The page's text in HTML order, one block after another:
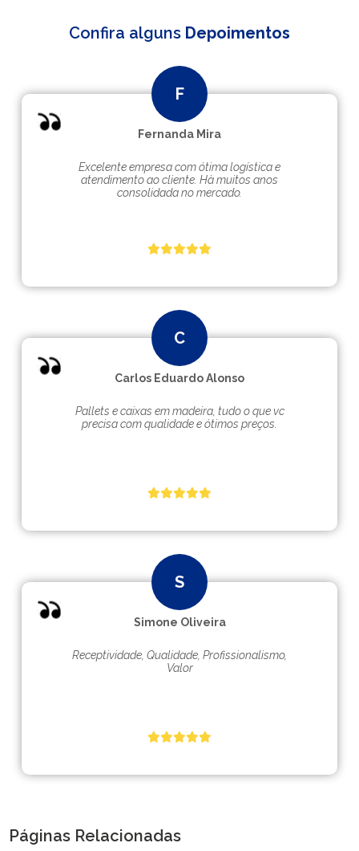
Confira alguns Depoimentos
Fernanda Mira
Excelente empresa com ótima logística e
atendimento ao cliente. Hà muitos anos
consolidada no mercado.
Carlos Eduardo Alonso
Pallets e caixas em madeira, tudo o que vc
precisa com qualidade e ótimos preços.
Simone Oliveira
Receptividade, Qualidade, Profissionalismo,
Valor
Páginas Relacionadas